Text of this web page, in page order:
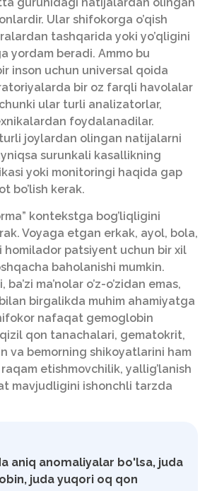
Ular shifokorga o’qish
tashqarida yoki yo’qligini
yordam beradi. Ammo bu
inson uchun universal qoida
bir oz farqli havolalar
chunki ular turli analizatorlar,
foydalanadilar.
joylardan olingan natijalarni
surunkali kasallikning
yoki monitoringi haqida gap
bo’lish kerak.
kontekstga bog’liqligini
Voyaga etgan erkak, ayol, bola,
homilador patsiyent uchun bir xil
baholanishi mumkin.
ma’nolar o’z-o’zidan emas,
birgalikda muhim ahamiyatga
nafaqat gemoglobin
qon tanachalari, gematokrit,
va bemorning shikoyatlarini ham
etishmovchilik, yallig’lanish
mavjudligini ishonchli tarzda
aniq anomaliyalar bo'lsa, juda
juda yuqori oq qon